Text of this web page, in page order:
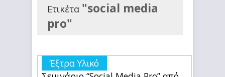
Ετικέτα "social media
pro"
Έξτρα Υλικό